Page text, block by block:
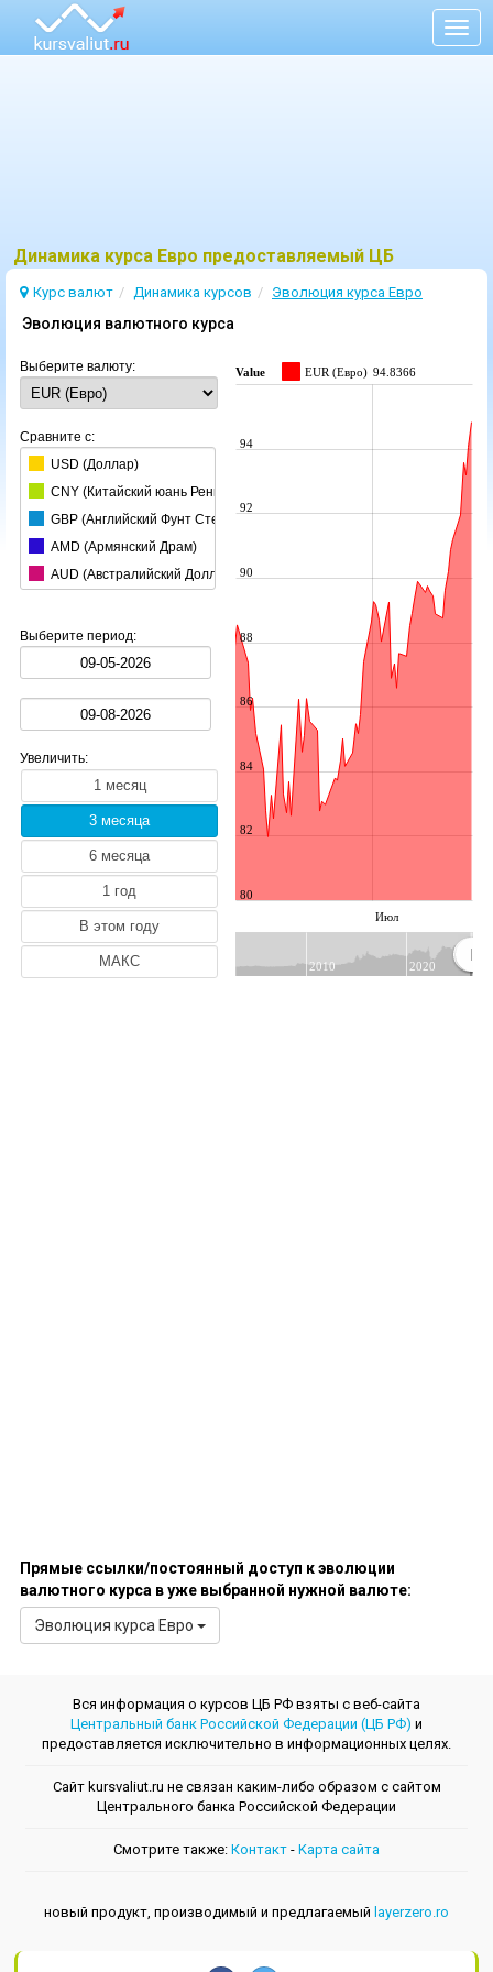
Динамика курса Евро предоставляемый ЦБ
Курс валют Динамика курсов Эволюция курсa Евро
Эволюция валютного курса
Выберите валюту:
Сравните с:
USD (Доллар)
CNY (Китайский юань Ренминби)
GBP (Английский Фунт Стерлингов)
AMD (Армянский Драм)
AUD (Австралийский Доллар)
BGN (Болгарский Лев)
HUF (Венгерский Форинт)
BYN (Белорусский Рубль)
CHF (Швейцарский Франк)
CZK (Чешская Крона)
DKK (Датская Крона)
INR (Индийская pупия)
JPY (Японская Иена)
KGS (Киргизский Сом)
KRW (Южнокорейский вон)
KZT (Казахский Тенге)
Выберите период:
Увеличить:
Value EUR (Евро) 94.8366
Июл
80
82
84
86
88
90
92
94
2010 2020
Прямые ссылки/постоянный доступ к эволюции
валютного курса в уже выбранной нужной валюте:
Эволюция курсa Евро
Вся информация о курсов ЦБ РФ взяты с веб-сайта
Центральный банк Российской Федерации (ЦБ РФ) и
предоставляется исключительно в информационных целях.
Сайт kursvaliut.ru не связан каким-либо образом с сайтом
Центрального банкa Российской Федерации
Смотрите также: Контакт - Kарта сайта
новый продукт, производимый и предлагаемый layerzero.ro